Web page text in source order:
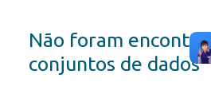
Não foram
conjuntos de dados